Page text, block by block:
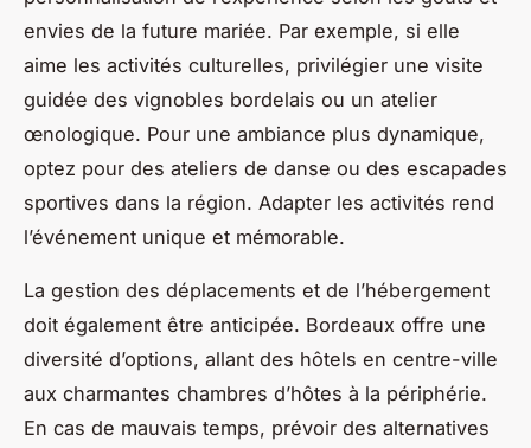
envies de la future mariée. Par exemple, si elle
aime les activités culturelles, privilégier une visite
guidée des vignobles bordelais ou un atelier
œnologique. Pour une ambiance plus dynamique,
optez pour des ateliers de danse ou des escapades
sportives dans la région. Adapter les activités rend
l’événement unique et mémorable.
La gestion des déplacements et de l’hébergement
doit également être anticipée. Bordeaux offre une
diversité d’options, allant des hôtels en centre-ville
aux charmantes chambres d’hôtes à la périphérie.
En cas de mauvais temps, prévoir des alternatives